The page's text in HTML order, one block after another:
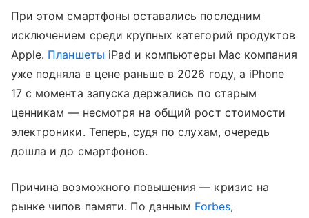
При этом смартфоны оставались последним
исключением среди крупных категорий продуктов
Apple. Планшеты iPad и компьютеры Mac компания
уже подняла в цене раньше в 2026 году, а iPhone
17 с момента запуска держались по старым
ценникам — несмотря на общий рост стоимости
электроники. Теперь, судя по слухам, очередь
дошла и до смартфонов.
Причина возможного повышения — кризис на
рынке чипов памяти. По данным Forbes,